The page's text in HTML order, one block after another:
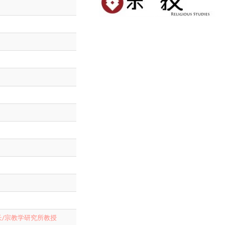
/宗教学研究所教授